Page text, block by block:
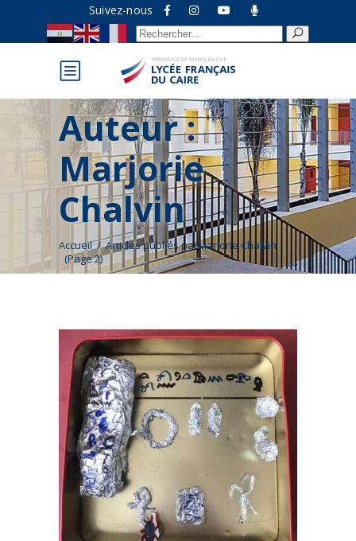
Suivez-nous
Recherche
pour :
Auteur :
Marjorie
Chalvin
Accueil/Articles publiés parMarjorie Chalvin
(Page 2)